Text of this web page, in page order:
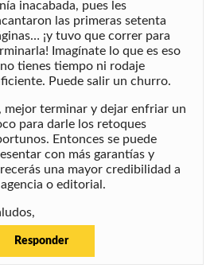
inacabada, pues les
las primeras setenta
¡y tuvo que correr para
Imagínate lo que es eso
tienes tiempo ni rodaje
Puede salir un churro.
mejor terminar y dejar enfriar un
para darle los retoques
Entonces se puede
con más garantías y
una mayor credibilidad a
agencia o editorial.
Responder